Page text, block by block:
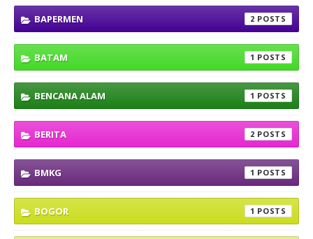
BAPERMEN 2
BATAM 1
BENCANA ALAM 1
BERITA 2
BMKG 1
BOGOR 1